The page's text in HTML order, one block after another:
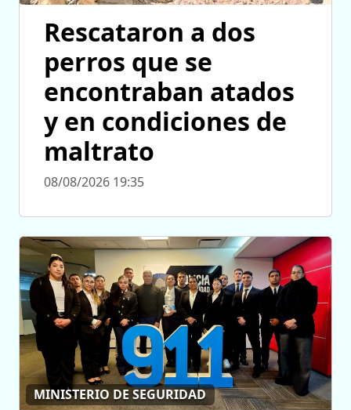
Rescataron a dos
perros que se
encontraban atados
y en condiciones de
maltrato
08/08/2026 19:35
MINISTERIO DE SEGURIDAD